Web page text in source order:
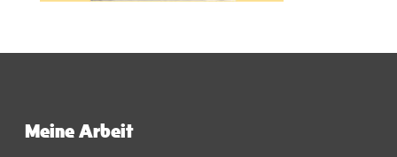
Meine Arbeit